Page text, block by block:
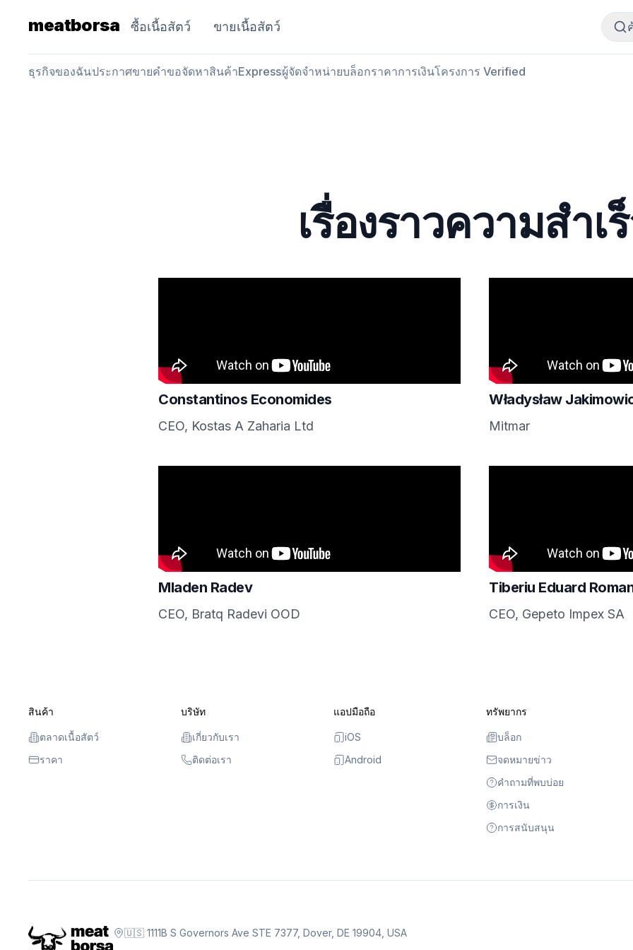
meatborsa ซื้อเนื้อสัตว์ ขายเนื้อสัตว์
ธุรกิจของฉันประกาศขายคำขอจัดหาสินค้าExpressผู้จัดจำหน่ายบล็อกราคาการเงินโครงการ Verified
เรื่องราวความสำเ
Constantinos Economides
CEO, Kostas A Zaharia Ltd
Władysław
Mitmar
Mladen Radev
CEO, Bratq Radevi OOD
Tiberiu Eduard
CEO, Gepeto Impex SA
สินค้า
ตลาดเนื้อสัตว์
ราคา
บริษัท
เกี่ยวกับเรา
ติดต่อเรา
แอปมือถือ
iOS
Android
ทรัพยากร
บล็อก
จดหมายข่าว
คำถามที่พบบ่อย
การเงิน
การสนับสนุน
🇺🇸 1111B S Governors Ave STE 7377, Dover, DE 19904, USA